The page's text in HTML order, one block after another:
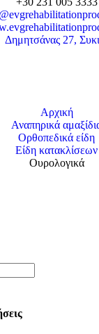
Δημητσάνας 27,
Αρχική
Αναπηρικά
Ορθοπεδικά είδη
Είδη κατακλίσεων
Ουρολογικά